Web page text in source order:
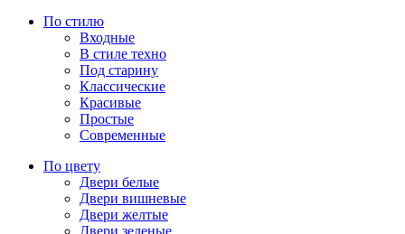
По стилю
Входные
В стиле техно
Под старину
Классические
Красивые
Простые
Современные
По цвету
Двери белые
Двери вишневые
Двери желтые
Двери зеленые